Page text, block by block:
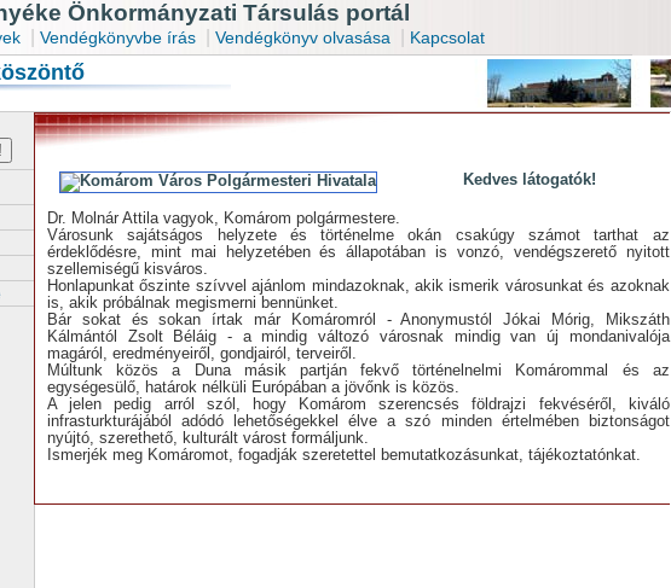
Önkormányzati Társulás portál
Vendégkönyvbe írás Vendégkönyv olvasása Kapcsolat
Kedves látogatók!
Dr. Molnár Attila vagyok, Komárom polgármestere.
Városunk sajátságos helyzete és történelme okán csakúgy számot tarthat az
érdeklődésre, mint mai helyzetében és állapotában is vonzó, vendégszerető nyitott
szellemiségű kisváros.
Honlapunkat őszinte szívvel ajánlom mindazoknak, akik ismerik városunkat és azoknak
is, akik próbálnak megismerni bennünket.
Bár sokat és sokan írtak már Komáromról - Anonymustól Jókai Mórig, Mikszáth
Kálmántól Zsolt Béláig - a mindig változó városnak mindig van új mondanivalója
magáról, eredményeiről, gondjairól, terveiről.
Múltunk közös a Duna másik partján fekvő történelnelmi Komárommal és az
egységesülő, határok nélküli Európában a jövőnk is közös.
A jelen pedig arról szól, hogy Komárom szerencsés földrajzi fekvéséről, kiváló
infrasturkturájából adódó lehetőségekkel élve a szó minden értelmében biztonságot
nyújtó, szerethető, kulturált várost formáljunk.
Ismerjék meg Komáromot, fogadják szeretettel bemutatkozásunkat, tájékoztatónkat.